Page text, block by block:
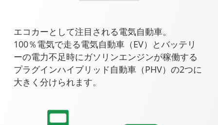
エコカーとして注目される電気自動車。
100％電気で走る電気自動車（EV）とバッテリ
ーの電力不足時にガソリンエンジンが稼働する
プラグインハイブリッド自動車（PHV）の2つに
大きく分けられます。